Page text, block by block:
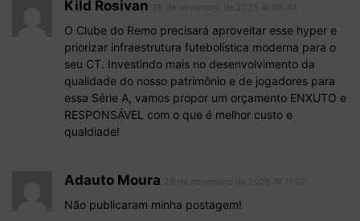
Kild Rosivan
O Clube do Remo precisará aproveitar esse hyper e
priorizar infraestrutura futebolística moderna para o
seu CT. Investindo mais no desenvolvimento da
qualidade do nosso patrimônio e de jogadores para
essa Série A, vamos propor um orçamento ENXUTO e
RESPONSÁVEL com o que é melhor custo e
qualdiade!
Adauto Moura
Não publicaram minha postagem!